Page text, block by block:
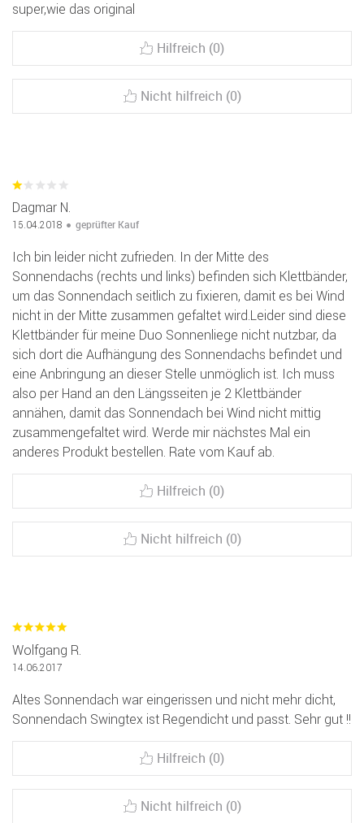
super,wie das original
Hilfreich (0)
Nicht hilfreich (0)
Dagmar N.
15.04.2018 geprüfter Kauf
Ich bin leider nicht zufrieden. In der Mitte des
Sonnendachs (rechts und links) befinden sich Klettbänder,
um das Sonnendach seitlich zu fixieren, damit es bei Wind
nicht in der Mitte zusammen gefaltet wird.Leider sind diese
Klettbänder für meine Duo Sonnenliege nicht nutzbar, da
sich dort die Aufhängung des Sonnendachs befindet und
eine Anbringung an dieser Stelle unmöglich ist. Ich muss
also per Hand an den Längsseiten je 2 Klettbänder
annähen, damit das Sonnendach bei Wind nicht mittig
zusammengefaltet wird. Werde mir nächstes Mal ein
anderes Produkt bestellen. Rate vom Kauf ab.
Hilfreich (0)
Nicht hilfreich (0)
Wolfgang R.
14.06.2017
Altes Sonnendach war eingerissen und nicht mehr dicht,
Sonnendach Swingtex ist Regendicht und passt. Sehr gut !!
Hilfreich (0)
Nicht hilfreich (0)